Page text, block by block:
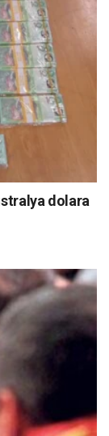
dolara